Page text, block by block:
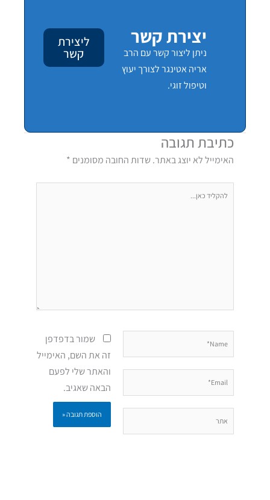
יצירת קשר
ניתן ליצור קשר עם הרב
אריה אטינגר לצורך יעוץ
וטיפול זוגי.
ליצירת
קשר
כתיבת תגובה
האימייל לא יוצג באתר.שדות החובה מסומנים *
להקליד
Email*
שמור בדפדפן
זה את השם, האימייל
והאתר שלי לפעם
הבאה שאגיב.